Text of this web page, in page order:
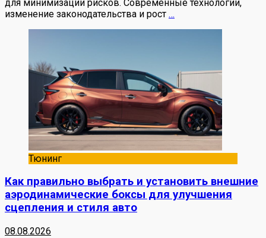
для минимизации рисков. Современные технологии,
изменение законодательства и рост …
Тюнинг
Как правильно выбрать и установить внешние
аэродинамические боксы для улучшения
сцепления и стиля авто
08.08.2026